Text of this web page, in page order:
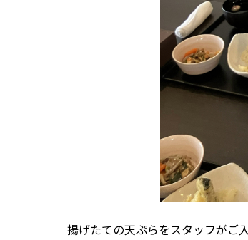
揚げたての天ぷらをスタッフがご